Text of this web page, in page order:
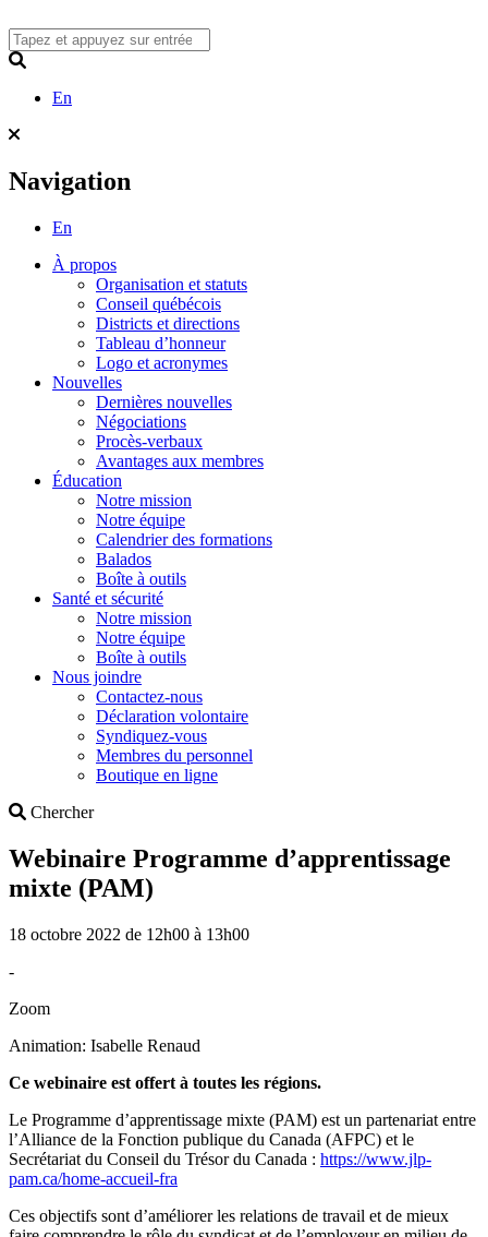
to
content
En
Navigation
En
À propos
Organisation et statuts
Conseil québécois
Districts et directions
Tableau d’honneur
Logo et acronymes
Nouvelles
Dernières nouvelles
Négociations
Procès-verbaux
Avantages aux membres
Éducation
Notre mission
Notre équipe
Calendrier des formations
Balados
Boîte à outils
Santé et sécurité
Notre mission
Notre équipe
Boîte à outils
Nous joindre
Contactez-nous
Déclaration volontaire
Syndiquez-vous
Membres du personnel
Boutique en ligne
ChercherSearch
Webinaire Programme d’apprentissage
mixte (PAM)
18 octobre 2022 de 12h00 à 13h00
-
Zoom
Animation: Isabelle Renaud
Ce webinaire est offert à toutes les régions.
Le Programme d’apprentissage mixte (PAM) est un partenariat entre
l’Alliance de la Fonction publique du Canada (AFPC) et le
Secrétariat du Conseil du Trésor du Canada : https://www.jlp-
pam.ca/home-accueil-fra
Ces objectifs sont d’améliorer les relations de travail et de mieux